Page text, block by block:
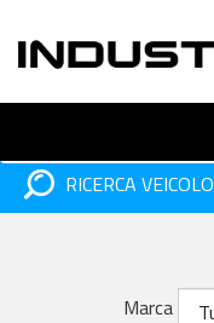
RICERCA VEICOLO
Marca